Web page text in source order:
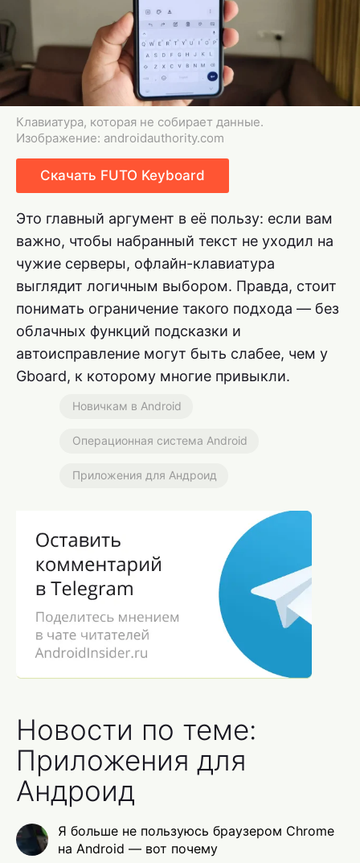
Клавиатура, которая не собирает данные.
Изображение: androidauthority.com
Скачать FUTO Keyboard
Это главный аргумент в её пользу: если вам
важно, чтобы набранный текст не уходил на
чужие серверы, офлайн-клавиатура
выглядит логичным выбором. Правда, стоит
понимать ограничение такого подхода — без
облачных функций подсказки и
автоисправление могут быть слабее, чем у
Gboard, к которому многие привыкли.
Новичкам в Android
Операционная система Android
Приложения для Андроид
Новости по теме:
Приложения для
Андроид
Я больше не пользуюсь браузером Chrome
на Android — вот почему